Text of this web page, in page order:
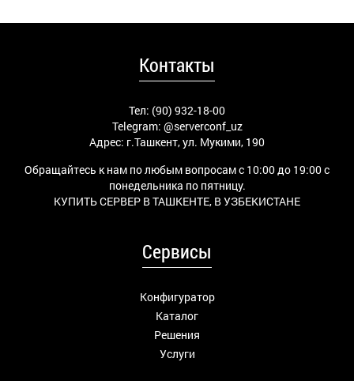
Контакты
Тел: (90) 932-18-00
Telegram: @serverconf_uz
Адрес: г.Ташкент, ул. Мукими, 190
Обращайтесь к нам по любым вопросам с 10:00 до 19:00 с
понедельника по пятницу.
КУПИТЬ СЕРВЕР В ТАШКЕНТЕ, В УЗБЕКИСТАНЕ
Сервисы
Конфигуратор
Каталог
Решения
Услуги